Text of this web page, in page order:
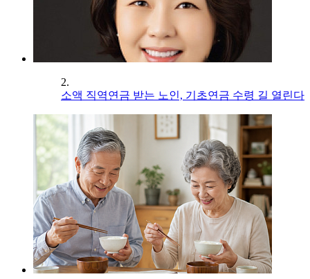
2.
소액 직역연금 받는 노인, 기초연금 수령 길 열린다